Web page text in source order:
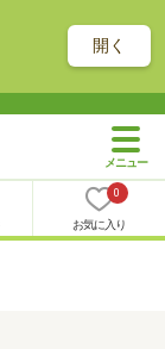
開く
0
お気に入り